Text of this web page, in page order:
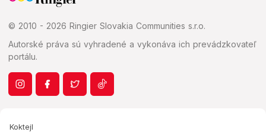
© 2010 - 2026 Ringier Slovakia Communities s.r.o.
Autorské práva sú vyhradené a vykonáva ich prevádzkovateľ
portálu.
Koktejl